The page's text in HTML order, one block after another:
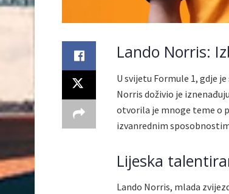
Lando Norris:
U svijetu Formule 1, gdje
Norris doživio je
otvorila je mnoge teme o
izvanrednim
Lijeska
Lando Norris, mlada